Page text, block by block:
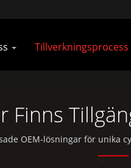
Tillverkningsprocess
Finns
Och
OEM-lösningar för
bearbetning, EDC-väskor